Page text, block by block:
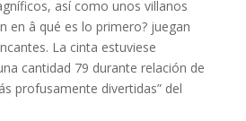
así­ como unos villanos
en â qué es lo primero? juegan
La cinta estuviese
cantidad 79 durante relación de
profusamente divertidas” del